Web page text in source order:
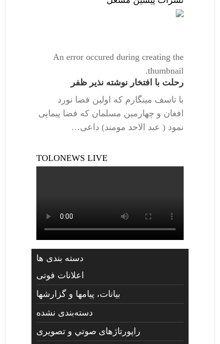
An error occured during creating the
thumbnail.
رحلت با افتخار نوشته نذیر ظفر
با تاسف مینگارم که اولین فضا نورد
افغان و چهارمین مسلمان که فضا پیمایی
نمود ( عبد الاحد مومند) داعی…
TOLONEWS LIVE
دسته بندی ها
اعلانات فوتی
بیانات، پیامها و گزارشها
دسته‌بندی نشده
راپورتاژهای صوتي و تصويری